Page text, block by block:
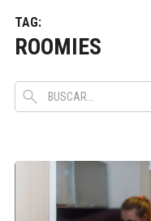
TAG:
ROOMIES